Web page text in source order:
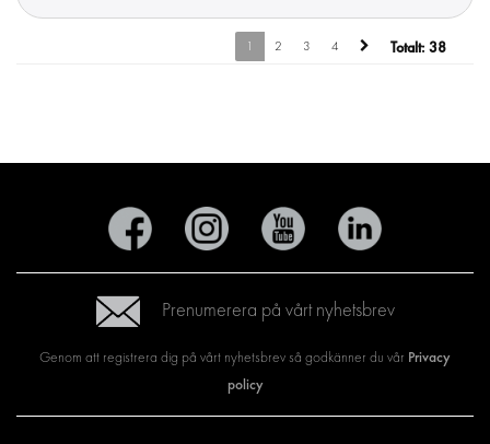
1 2 3 4 Totalt: 38
Prenumerera på vårt nyhetsbrev
Genom att registrera dig på vårt nyhetsbrev så godkänner du vår Privacy
policy